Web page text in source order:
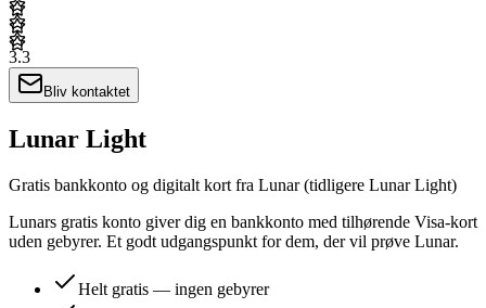
3.3
Bliv kontaktet
Lunar Light
Gratis bankkonto og digitalt kort fra Lunar (tidligere Lunar Light)
Lunars gratis konto giver dig en bankkonto med tilhørende Visa-kort
uden gebyrer. Et godt udgangspunkt for dem, der vil prøve Lunar.
Helt gratis — ingen gebyrer